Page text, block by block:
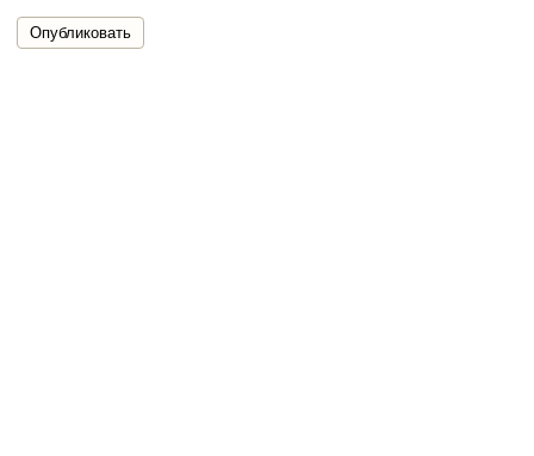
Опубликовать